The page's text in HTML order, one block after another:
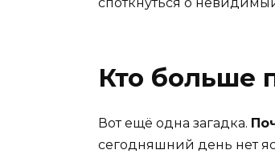
споткнуться о
Кто больше
Вот ещё одна загадка.
сегодняшний день нет